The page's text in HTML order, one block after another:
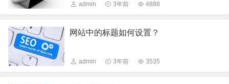
admin 3年前 4888
网站中的标题如何设置？
admin 3年前 3535